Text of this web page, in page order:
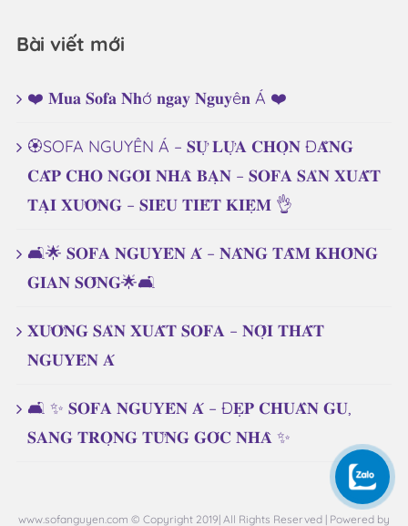
Bài viết mới
❤️ 𝐌𝐮𝐚 𝐒𝐨𝐟𝐚 𝐍𝐡ớ 𝐧𝐠𝐚𝐲 𝐍𝐠𝐮𝐲ê𝐧 Á ❤️
🏵️SOFA NGUYÊN Á – 𝐒𝐔̛̣ 𝐋𝐔̛̣𝐀 𝐂𝐇𝐎̣𝐍 Đ𝐀̆̉𝐍𝐆
𝐂𝐀̂́𝐏 𝐂𝐇𝐎 𝐍𝐆𝐎̂𝐈 𝐍𝐇𝐀̀ 𝐁𝐀̣𝐍 – 𝐒𝐎𝐅𝐀 𝐒𝐀̉𝐍 𝐗𝐔𝐀̂́𝐓
𝐓𝐀̣𝐈 𝐗𝐔̛𝐎̛̉𝐍𝐆 – 𝐒𝐈𝐄̂𝐔 𝐓𝐈𝐄̂́𝐓 𝐊𝐈𝐄̣̂𝐌 👌
🛋️🌟 𝐒𝐎𝐅𝐀 𝐍𝐆𝐔𝐘𝐄̂𝐍 𝐀́ – 𝐍𝐀̂𝐍𝐆 𝐓𝐀̂̀𝐌 𝐊𝐇𝐎̂𝐍𝐆
𝐆𝐈𝐀𝐍 𝐒𝐎̂́𝐍𝐆🌟🛋️
𝐗𝐔̛𝐎̛̉𝐍𝐆 𝐒𝐀̉𝐍 𝐗𝐔𝐀̂́𝐓 𝐒𝐎𝐅𝐀 – 𝐍𝐎̣̂𝐈 𝐓𝐇𝐀̂́𝐓
𝐍𝐆𝐔𝐘𝐄̂𝐍 𝐀́
🛋️ ✨ 𝐒𝐎𝐅𝐀 𝐍𝐆𝐔𝐘𝐄̂𝐍 𝐀́ – Đ𝐄̣𝐏 𝐂𝐇𝐔𝐀̂̉𝐍 𝐆𝐔,
𝐒𝐀𝐍𝐆 𝐓𝐑𝐎̣𝐍𝐆 𝐓𝐔̛̀𝐍𝐆 𝐆𝐎́𝐂 𝐍𝐇𝐀̀ ✨
www.sofanguyen.com © Copyright 2019| All Rights Reserved | Powered by